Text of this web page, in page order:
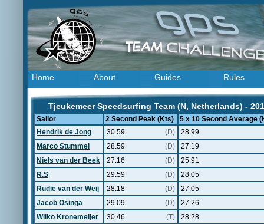
Home About Guides Rules
Tjeukemeer Speedsurfing Team (N, Netherlands) -
Sailor 2 Second Peak (Kts)
5 x 10 Second Average
Hendrik de Jong
30.59 (D)
28.99
Marco Stummel
28.59 (D)
27.19
Niels van der Beek
27.16 (D)
25.91
R.S
29.59 (D)
28.05
Rudie van der Weij
28.18 (D)
27.05
Jacob Osinga
29.09 (D)
27.26
Wilko Kronemeijer
30.46 (T)
28.28